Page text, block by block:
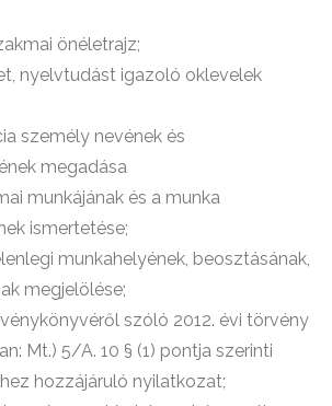
önéletrajz;
nyelvtudást igazoló oklevelek
személy nevének és
megadása
munkájának és a munka
ismertetése;
munkahelyének, beosztásának,
megjelölése;
szóló 2012. évi törvény
Mt.) 5/A. 10 § (1) pontja szerinti
hozzájáruló nyilatkozat;